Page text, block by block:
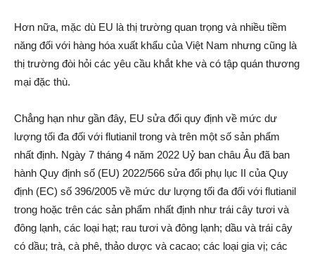
Hơn nữa, mặc dù EU là thị trường quan trọng và nhiều tiềm
năng đối với hàng hóa xuất khẩu của Việt Nam nhưng cũng là
thị trường đòi hỏi các yêu cầu khắt khe và có tập quán thương
mại đặc thù.
Chẳng hạn như gần đây, EU sửa đổi quy định về mức dư
lượng tối đa đối với flutianil trong và trên một số sản phẩm
nhất định. Ngày 7 tháng 4 năm 2022 Uỷ ban châu Âu đã ban
hành Quy định số (EU) 2022/566 sửa đổi phụ lục II của Quy
định (EC) số 396/2005 về mức dư lượng tối đa đối với flutianil
trong hoặc trên các sản phẩm nhất định như trái cây tươi và
đông lạnh, các loại hạt; rau tươi và đông lạnh; dầu và trái cây
có dầu; trà, cà phê, thảo dược và cacao; các loại gia vị; các